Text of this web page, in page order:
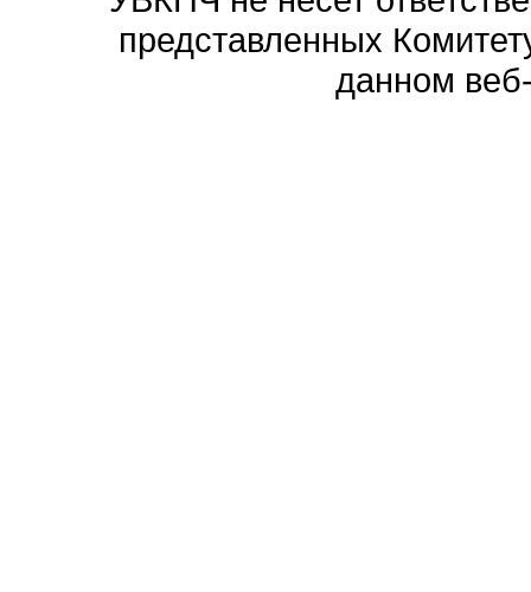
представленных
данном